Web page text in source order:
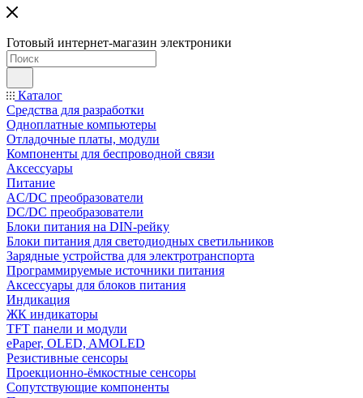
Готовый интернет-магазин электроники
Каталог
Средства для разработки
Одноплатные компьютеры
Отладочные платы, модули
Компоненты для беспроводной связи
Аксессуары
Питание
AC/DC преобразователи
DC/DC преобразователи
Блоки питания на DIN-рейку
Блоки питания для светодиодных светильников
Зарядные устройства для электротранспорта
Программируемые источники питания
Аксессуары для блоков питания
Индикация
ЖК индикаторы
TFT панели и модули
ePaper, OLED, AMOLED
Резистивные сенсоры
Проекционно-ёмкостные сенсоры
Сопутствующие компоненты